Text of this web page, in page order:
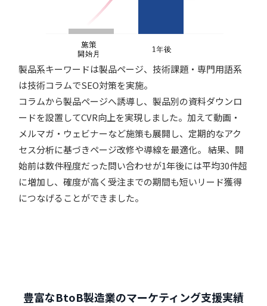
製品系キーワードは製品ページ、技術課題・専門用語系
は技術コラムでSEO対策を実施。
コラムから製品ページへ誘導し、製品別の資料ダウンロ
ードを設置してCVR向上を実現しました。加えて動画・
メルマガ・ウェビナーなど施策も展開し、定期的なアク
セス分析に基づきページ改修や導線を最適化。 結果、開
始前は数件程度だった問い合わせが1年後には平均30件超
に増加し、確度が高く受注までの期間も短いリード獲得
につなげることができました。
豊富なBtoB製造業のマーケティング支援実績